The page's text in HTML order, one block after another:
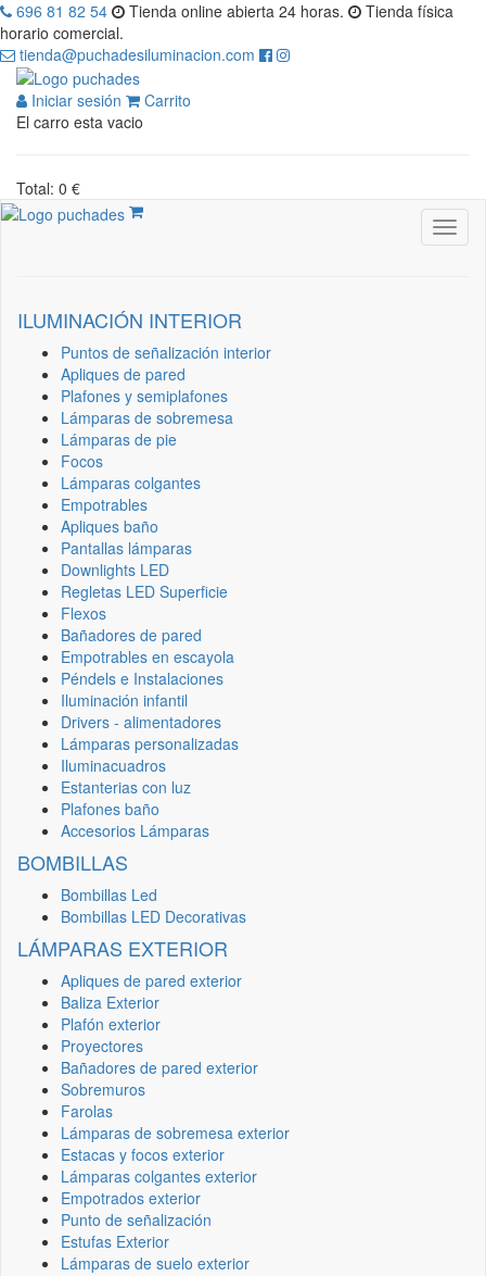
696 81 82 54 Tienda online abierta 24 horas.
Tienda física
horario comercial.
tienda@puchadesiluminacion.com
Iniciar sesión
Carrito
El carro esta vacio
Total: 0 €
ILUMINACIÓN INTERIOR
Puntos de señalización interior
Apliques de pared
Plafones y semiplafones
Lámparas de sobremesa
Lámparas de pie
Focos
Lámparas colgantes
Empotrables
Apliques baño
Pantallas lámparas
Downlights LED
Regletas LED Superficie
Flexos
Bañadores de pared
Empotrables en escayola
Péndels e Instalaciones
Iluminación infantil
Drivers - alimentadores
Lámparas personalizadas
Iluminacuadros
Estanterias con luz
Plafones baño
Accesorios Lámparas
BOMBILLAS
Bombillas Led
Bombillas LED Decorativas
LÁMPARAS EXTERIOR
Apliques de pared exterior
Baliza Exterior
Plafón exterior
Proyectores
Bañadores de pared exterior
Sobremuros
Farolas
Lámparas de sobremesa exterior
Estacas y focos exterior
Lámparas colgantes exterior
Empotrados exterior
Punto de señalización
Estufas Exterior
Lámparas de suelo exterior